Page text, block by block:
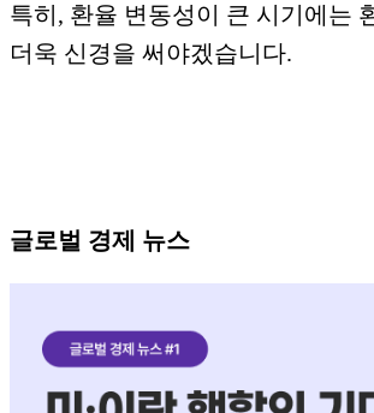
특히, 환율 변동성이 큰 시기에는
더욱 신경을 써야겠습니다.
글로벌 경제 뉴스